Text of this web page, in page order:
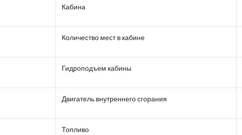
Кабина
Количество мест в кабине
Гидроподъем кабины
Двигатель внутреннего сгорания
Топливо